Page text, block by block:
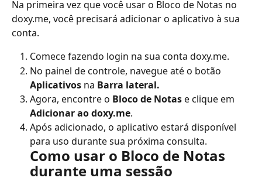
Na primeira vez que você usar o Bloco de Notas no
doxy.me, você precisará adicionar o aplicativo à sua
conta.
Comece fazendo login na sua conta doxy.me.
No painel de controle, navegue até o botão
Aplicativos na Barra lateral.
Agora, encontre o Bloco de Notas e clique em
Adicionar ao doxy.me.
Após adicionado, o aplicativo estará disponível
para uso durante sua próxima consulta.
Como usar o Bloco de Notas
durante uma sessão